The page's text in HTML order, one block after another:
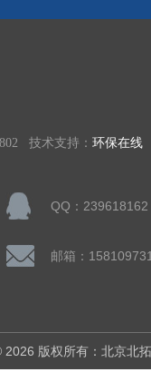
技术支持： 环保在线
QQ：239618162
2026 版权所有：北京北